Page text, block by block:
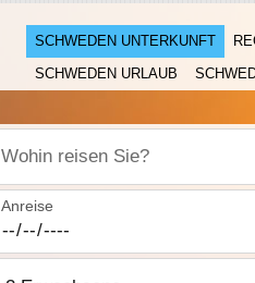
SCHWEDEN UNTERKUNFT
SCHWEDEN URLAUB
Wohin reisen Sie?
Anreise